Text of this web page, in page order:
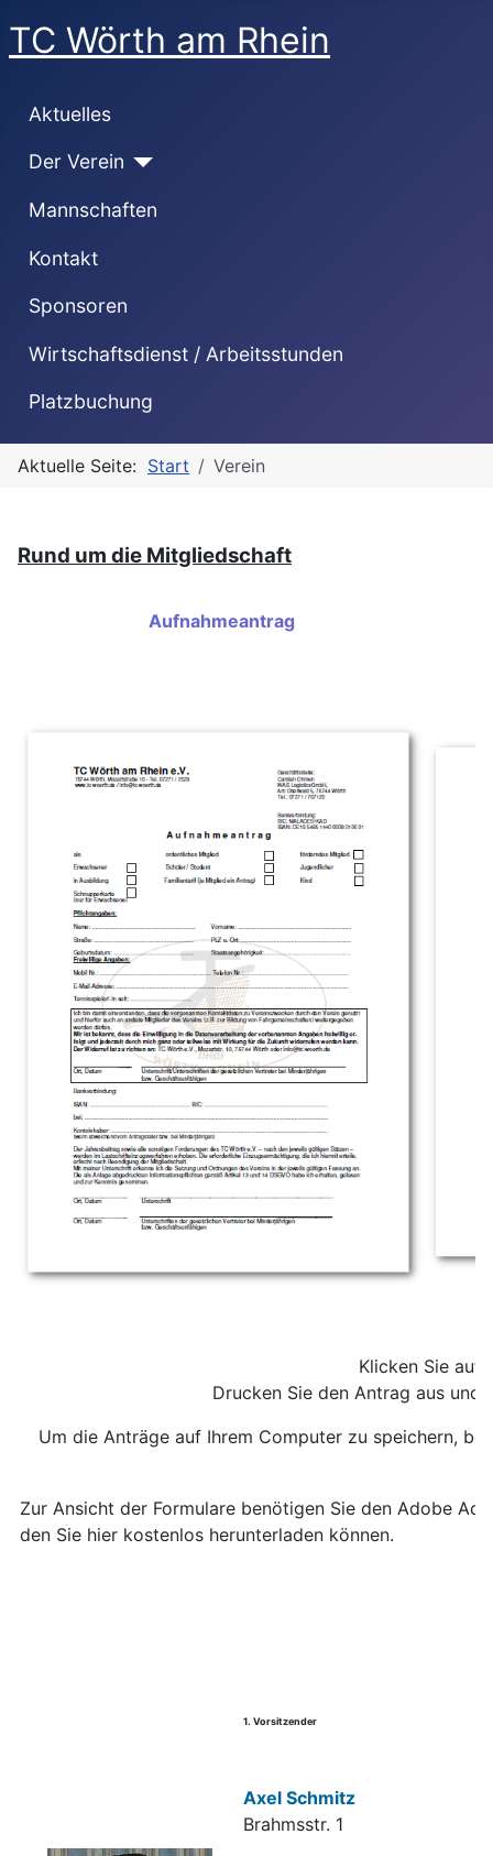
TC Wörth am Rhein
Aktuelles
Der Verein
Mannschaften
Kontakt
Sponsoren
Wirtschaftsdienst / Arbeitsstunden
Platzbuchung
Aktuelle Seite: Start Verein
Rund um die Mitgliedschaft
Aufnahmeantrag
Klicken Sie auf
Drucken Sie den Antrag aus
Um die Anträge auf Ihrem Computer zu speichern,
Zur Ansicht der Formulare benötigen Sie den Adobe
den Sie hier kostenlos herunterladen können.
1. Vorsitzender
Axel Schmitz
Brahmsstr. 1